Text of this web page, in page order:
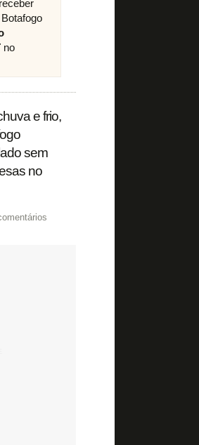
no
e frio,
sem
no